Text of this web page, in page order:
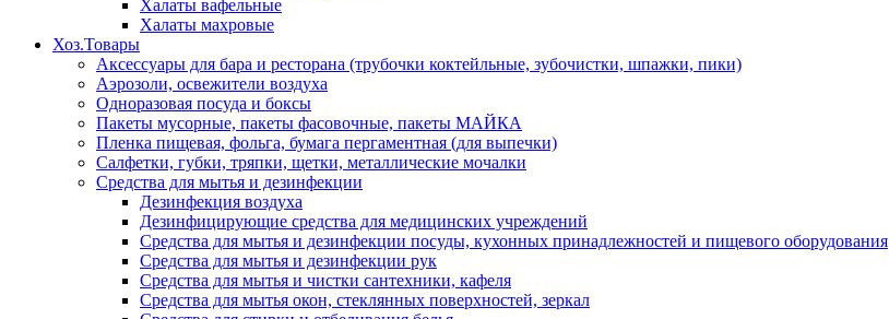
Халаты вафельные
Халаты махровые
Хоз.Товары
Аксессуары для бара и ресторана (трубочки коктейльные, зубочистки, шпажки, пики)
Аэрозоли, освежители воздуха
Одноразовая посуда и боксы
Пакеты мусорные, пакеты фасовочные, пакеты МАЙКА
Пленка пищевая, фольга, бумага пергаментная (для выпечки)
Салфетки, губки, тряпки, щетки, металлические мочалки
Средства для мытья и дезинфекции
Дезинфекция воздуха
Дезинфицирующие средства для медицинских учреждений
Средства для мытья и дезинфекции посуды, кухонных принадлежностей и пищевого оборудования
Средства для мытья и дезинфекции рук
Средства для мытья и чистки сантехники, кафеля
Средства для мытья окон, стеклянных поверхностей, зеркал